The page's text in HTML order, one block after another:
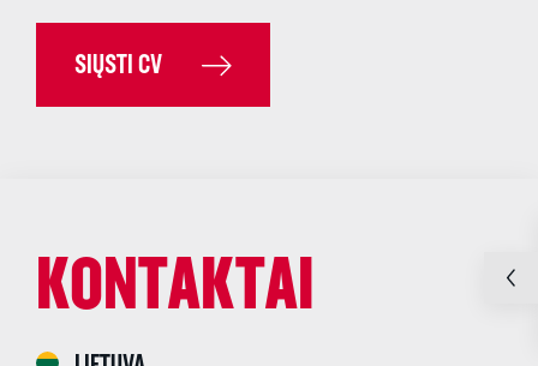
SIŲSTI CV
KONTAKTAI